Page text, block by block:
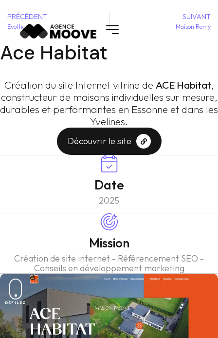
PRÉCÉDENT
Evotherm
SUIVANT
Maison Romy
Ace Habitat
Création du site Internet vitrine de ACE Habitat,
constructeur de maisons individuelles sur mesure,
durables et performantes en Essonne et dans les
Yvelines.
Découvrir le site
Date
2025
Mission
Création de site internet - Référencement SEO -
Conseils en développement marketing
DÉFILEZ